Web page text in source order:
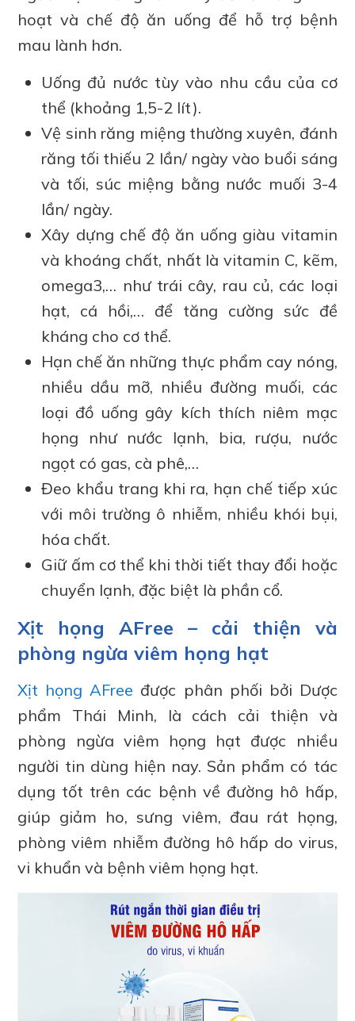
hoạt và chế độ ăn uống để hỗ trợ bệnh
mau lành hơn.
Uống đủ nước tùy vào nhu cầu của cơ
thể (khoảng 1,5-2 lít).
Vệ sinh răng miệng thường xuyên, đánh
răng tối thiếu 2 lần/ ngày vào buổi sáng
và tối, súc miệng bằng nước muối 3-4
lần/ ngày.
Xây dựng chế độ ăn uống giàu vitamin
và khoáng chất, nhất là vitamin C, kẽm,
omega3,… như trái cây, rau củ, các loại
hạt, cá hồi,… để tăng cường sức đề
kháng cho cơ thể.
Hạn chế ăn những thực phẩm cay nóng,
nhiều dầu mỡ, nhiều đường muối, các
loại đồ uống gây kích thích niêm mạc
họng như nước lạnh, bia, rượu, nước
ngọt có gas, cà phê,…
Đeo khẩu trang khi ra, hạn chế tiếp xúc
với môi trường ô nhiễm, nhiều khói bụi,
hóa chất.
Giữ ấm cơ thể khi thời tiết thay đổi hoặc
chuyển lạnh, đặc biệt là phần cổ.
Xịt họng AFree – cải thiện và
phòng ngừa viêm họng hạt
Xịt họng AFree được phân phối bởi Dược
phẩm Thái Minh, là cách cải thiện và
phòng ngừa viêm họng hạt được nhiều
người tin dùng hiện nay. Sản phẩm có tác
dụng tốt trên các bệnh về đường hô hấp,
giúp giảm ho, sưng viêm, đau rát họng,
phòng viêm nhiễm đường hô hấp do virus,
vi khuẩn và bệnh viêm họng hạt.